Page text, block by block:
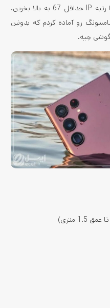
بهش راحت باشه، بهتره یک گوشی با رتبه IP حداقل 67 به بالا بخرین.
رو آماده کردم که بدونین
گوشی چیه.